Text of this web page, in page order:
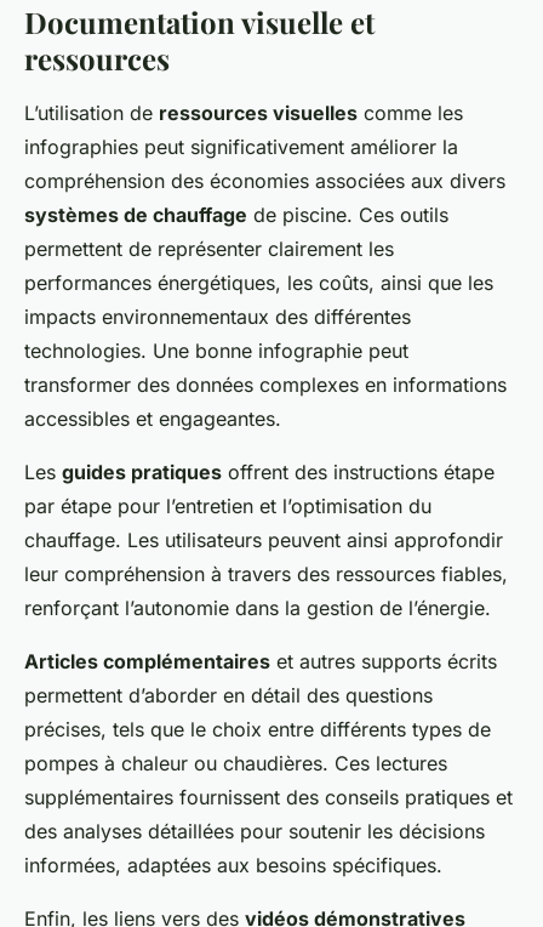
Documentation visuelle et
ressources
L’utilisation de ressources visuelles comme les
infographies peut significativement améliorer la
compréhension des économies associées aux divers
systèmes de chauffage de piscine. Ces outils
permettent de représenter clairement les
performances énergétiques, les coûts, ainsi que les
impacts environnementaux des différentes
technologies. Une bonne infographie peut
transformer des données complexes en informations
accessibles et engageantes.
Les guides pratiques offrent des instructions étape
par étape pour l’entretien et l’optimisation du
chauffage. Les utilisateurs peuvent ainsi approfondir
leur compréhension à travers des ressources fiables,
renforçant l’autonomie dans la gestion de l’énergie.
Articles complémentaires et autres supports écrits
permettent d’aborder en détail des questions
précises, tels que le choix entre différents types de
pompes à chaleur ou chaudières. Ces lectures
supplémentaires fournissent des conseils pratiques et
des analyses détaillées pour soutenir les décisions
informées, adaptées aux besoins spécifiques.
Enfin, les liens vers des vidéos démonstratives